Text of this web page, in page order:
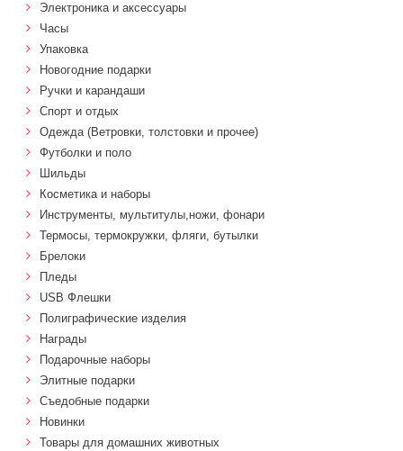
Электроника и аксессуары
Часы
Упаковка
Новогодние подарки
Ручки и карандаши
Спорт и отдых
Одежда (Ветровки, толстовки и прочее)
Футболки и поло
Шильды
Косметика и наборы
Инструменты, мультитулы,ножи, фонари
Термосы, термокружки, фляги, бутылки
Брелоки
Пледы
USB Флешки
Полиграфические изделия
Награды
Подарочные наборы
Элитные подарки
Cъедобные подарки
Новинки
Товары для домашних животных